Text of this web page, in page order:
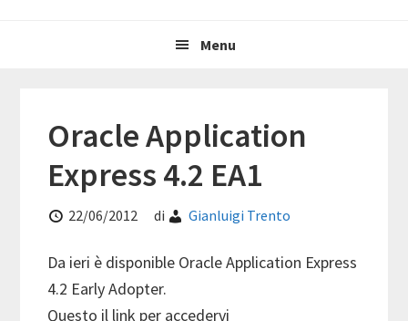
Menu
Oracle Application
Express 4.2 EA1
22/06/2012 di Gianluigi Trento
Da ieri è disponible Oracle Application Express
4.2 Early Adopter.
Questo il link per accedervi